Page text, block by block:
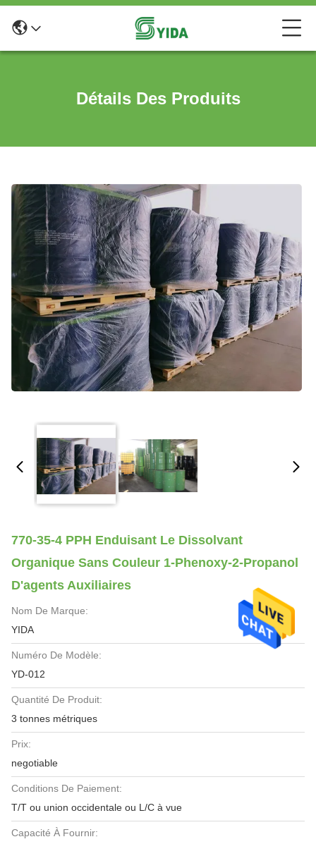
Détails Des Produits
770-35-4 PPH Enduisant Le Dissolvant
Organique Sans Couleur 1-Phenoxy-2-Propanol
D'agents Auxiliaires
Nom De Marque:
YIDA
Numéro De Modèle:
YD-012
Quantité De Produit:
3 tonnes métriques
Prix:
negotiable
Conditions De Paiement:
T/T ou union occidentale ou L/C à vue
Capacité À Fournir: